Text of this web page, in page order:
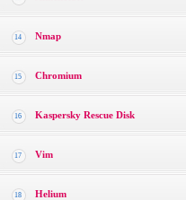
14 Nmap
15 Chromium
16 Kaspersky Rescue Disk
17 Vim
18 Helium